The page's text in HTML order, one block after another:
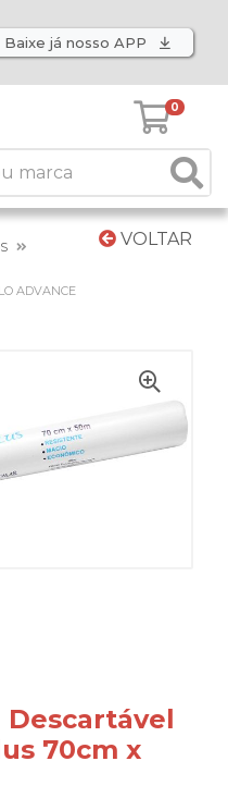
Baixe já nosso APP
0
VOLTAR
ADVANCE
70cm x